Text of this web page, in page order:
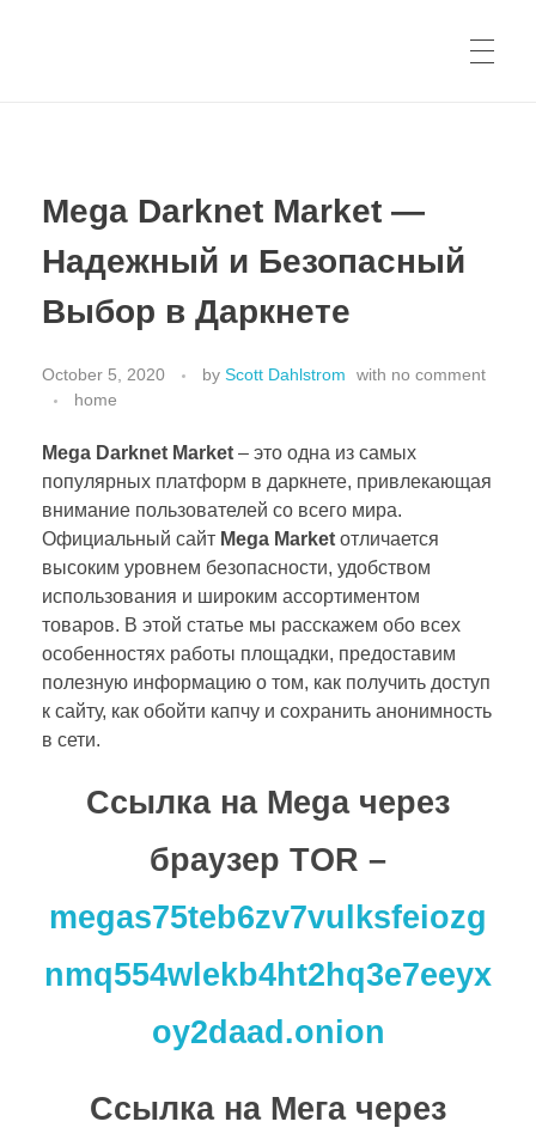
Mega Darknet Market —
Надежный и Безопасный
Выбор в Даркнете
October 5, 2020 by Scott Dahlstrom with no comment
home
Mega Darknet Market – это одна из самых
популярных платформ в даркнете, привлекающая
внимание пользователей со всего мира.
Официальный сайт Mega Market отличается
высоким уровнем безопасности, удобством
использования и широким ассортиментом
товаров. В этой статье мы расскажем обо всех
особенностях работы площадки, предоставим
полезную информацию о том, как получить доступ
к сайту, как обойти капчу и сохранить анонимность
в сети.
Ссылка на Mega через
браузер TOR –
megas75teb6zv7vulksfeiozg
nmq554wlekb4ht2hq3e7eeyx
oy2daad.onion
Ссылка на Мега через